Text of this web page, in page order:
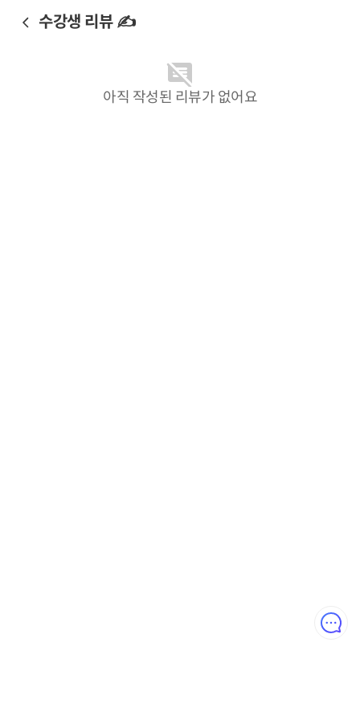
수강생 리뷰 ✍️
아직 작성된 리뷰가 없어요